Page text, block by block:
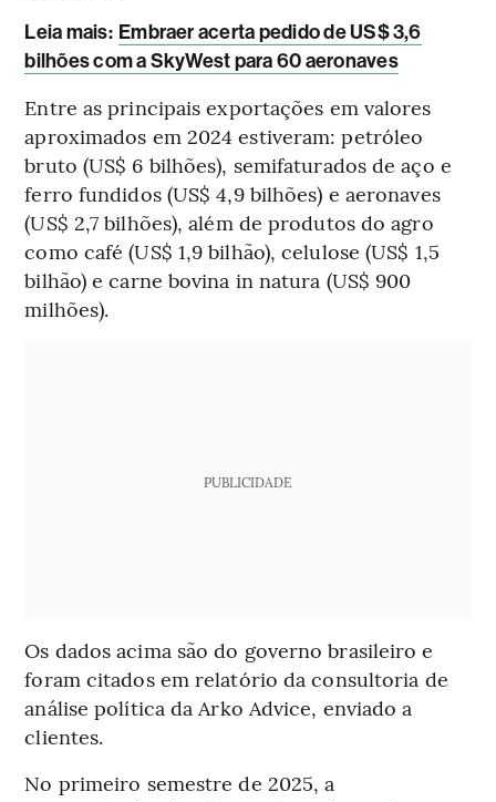
Leia mais: Embraer acerta pedido de US$ 3,6
bilhões com a SkyWest para 60 aeronaves
Entre as principais exportações em valores
aproximados em 2024 estiveram: petróleo
bruto (US$ 6 bilhões), semifaturados de aço e
ferro fundidos (US$ 4,9 bilhões) e aeronaves
(US$ 2,7 bilhões), além de produtos do agro
como café (US$ 1,9 bilhão), celulose (US$ 1,5
bilhão) e carne bovina in natura (US$ 900
milhões).
PUBLICIDADE
Os dados acima são do governo brasileiro e
foram citados em relatório da consultoria de
análise política da Arko Advice, enviado a
clientes.
No primeiro semestre de 2025, a